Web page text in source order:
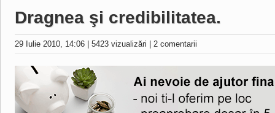
Dragnea şi credibilitatea.
29 Iulie 2010, 14:06 5423 vizualizări 2 comentarii